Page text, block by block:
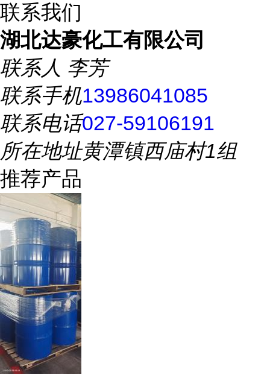
联系我们
湖北达豪化工有限公司
联系人 李芳
联系手机13986041085
联系电话027-59106191
所在地址黄潭镇西庙村1组
推荐产品